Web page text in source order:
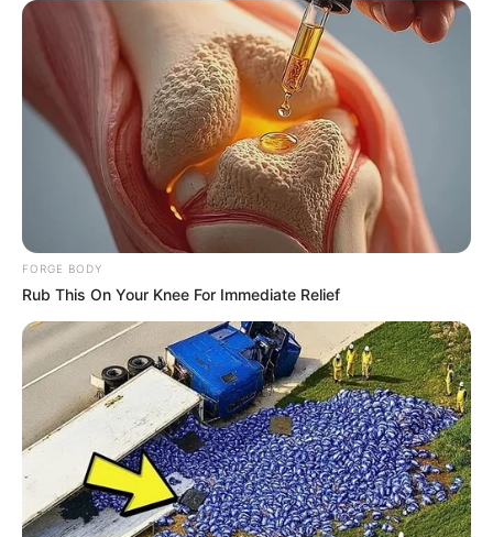
มีเกณฑ์เสี่ยงอุบัติเหตุ
แอปพลิเคชัน MThai
ไทยประกันชีวิต
นักเขียน
bonnevie
FORGE BODY
Rub This On Your Knee For Immediate Relief